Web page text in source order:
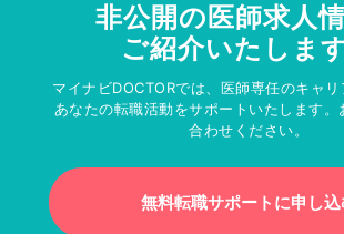
非公開の医師求人
ご紹介いたしま
マイナビDOCTORでは、医師専任のキャ
あなたの転職活動をサポートいたします。
合わせください。
無料転職サポートに申し込